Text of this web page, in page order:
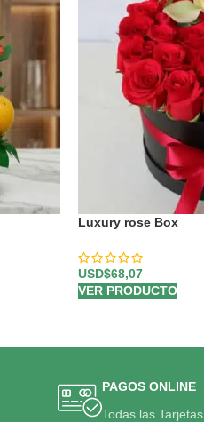
Luxury rose Box
USD$68,07
VER PRODUCTO
PAGOS ONLINE
Todas las Tarjetas